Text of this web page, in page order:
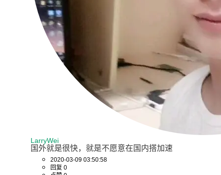
LarryWei
国外就是很快，就是不愿意在国内搭加速
2020-03-09 03:50:58
回复 0